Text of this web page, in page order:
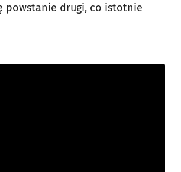
powstanie drugi, co istotnie